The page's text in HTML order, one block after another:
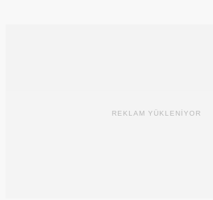
REKLAM YÜKLENİYOR